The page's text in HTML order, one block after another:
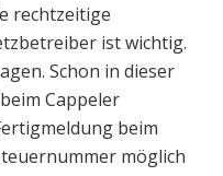
rechtzeitige
ist wichtig.
Schon in dieser
Cappeler
beim
möglich